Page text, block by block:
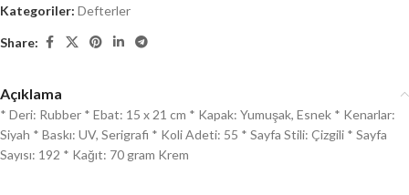
Kategoriler: Defterler
Share:
Açıklama
* Deri: Rubber * Ebat: 15 x 21 cm * Kapak: Yumuşak, Esnek * Kenarlar:
Siyah * Baskı: UV, Serigrafi * Koli Adeti: 55 * Sayfa Stili: Çizgili * Sayfa
Sayısı: 192 * Kağıt: 70 gram Krem